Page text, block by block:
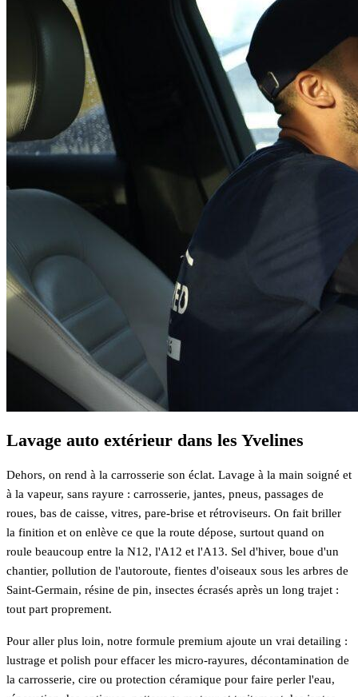
Lavage auto extérieur dans les Yvelines
Dehors, on rend à la carrosserie son éclat. Lavage à la main soigné et
à la vapeur, sans rayure : carrosserie, jantes, pneus, passages de
roues, bas de caisse, vitres, pare-brise et rétroviseurs. On fait briller
la finition et on enlève ce que la route dépose, surtout quand on
roule beaucoup entre la N12, l'A12 et l'A13. Sel d'hiver, boue d'un
chantier, pollution de l'autoroute, fientes d'oiseaux sous les arbres de
Saint-Germain, résine de pin, insectes écrasés après un long trajet :
tout part proprement.
Pour aller plus loin, notre formule premium ajoute un vrai detailing :
lustrage et polish pour effacer les micro-rayures, décontamination de
la carrosserie, cire ou protection céramique pour faire perler l'eau,